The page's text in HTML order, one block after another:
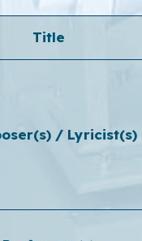
Title
/ Lyricist(s)